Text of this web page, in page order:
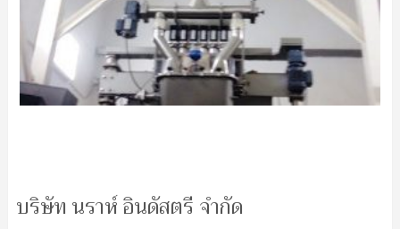
บริษัท นราห์ อินดัสตรี จำกัด